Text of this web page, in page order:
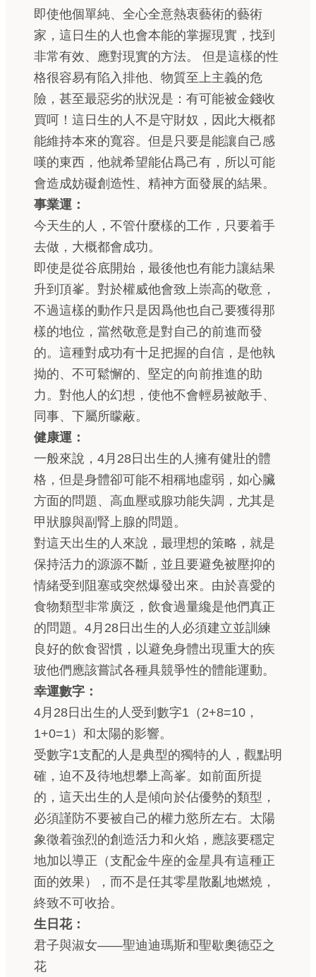
即使他個單純、全心全意熱衷藝術的藝術
家，這日生的人也會本能的掌握現實，找到
非常有效、應對現實的方法。 但是這樣的性
格很容易有陷入排他、物質至上主義的危
險，甚至最惡劣的狀況是：有可能被金錢收
買呵！這日生的人不是守財奴，因此大概都
能維持本來的寬容。但是只要是能讓自己感
嘆的東西，他就希望能佔爲己有，所以可能
會造成妨礙創造性、精神方面發展的結果。
事業運：
今天生的人，不管什麼樣的工作，只要着手
去做，大概都會成功。
即使是從谷底開始，最後他也有能力讓結果
升到頂峯。對於權威他會致上崇高的敬意，
不過這樣的動作只是因爲他也自己要獲得那
樣的地位，當然敬意是對自己的前進而發
的。這種對成功有十足把握的自信，是他執
拗的、不可鬆懈的、堅定的向前推進的助
力。對他人的幻想，使他不會輕易被敵手、
同事、下屬所矇蔽。
健康運：
一般來說，4月28日出生的人擁有健壯的體
格，但是身體卻可能不相稱地虛弱，如心臟
方面的問題、高血壓或腺功能失調，尤其是
甲狀腺與副腎上腺的問題。
對這天出生的人來說，最理想的策略，就是
保持活力的源源不斷，並且要避免被壓抑的
情緒受到阻塞或突然爆發出來。由於喜愛的
食物類型非常廣泛，飲食過量纔是他們真正
的問題。4月28日出生的人必須建立並訓練
良好的飲食習慣，以避免身體出現重大的疾
玻他們應該嘗試各種具競爭性的體能運動。
幸運數字：
4月28日出生的人受到數字1（2+8=10，
1+0=1）和太陽的影響。
受數字1支配的人是典型的獨特的人，觀點明
確，迫不及待地想攀上高峯。如前面所提
的，這天出生的人是傾向於佔優勢的類型，
必須謹防不要被自己的權力慾所左右。太陽
象徵着強烈的創造活力和火焰，應該要穩定
地加以導正（支配金牛座的金星具有這種正
面的效果），而不是任其零星散亂地燃燒，
終致不可收拾。
生日花：
君子與淑女——聖迪迪瑪斯和聖歇奧德亞之
花